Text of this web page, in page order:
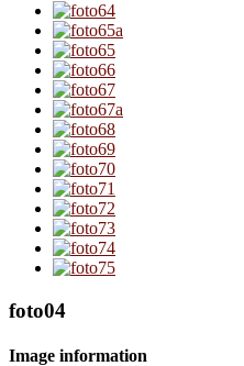
foto04
Image information